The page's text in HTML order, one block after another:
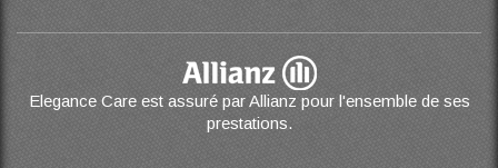
Elegance Care est assuré par Allianz pour l'ensemble de ses
prestations.